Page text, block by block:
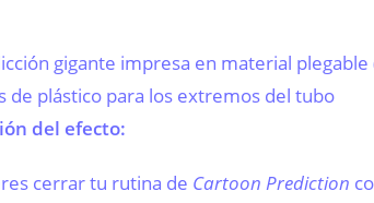
gigante impresa en material
de plástico para los extremos del tubo
del efecto:
cerrar tu rutina de Cartoon Prediction